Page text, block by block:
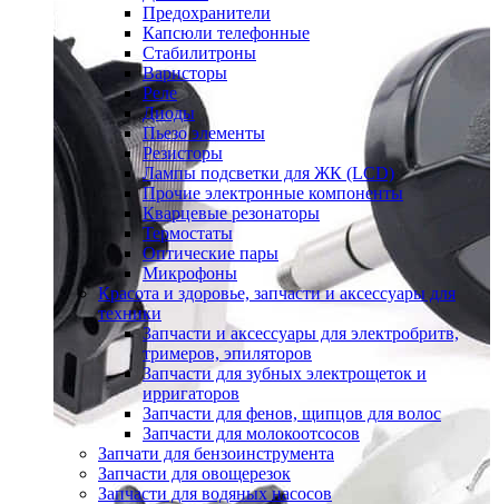
Предохранители
Капсюли телефонные
Стабилитроны
Варисторы
Реле
Диоды
Пьезо элементы
Резисторы
Лампы подсветки для ЖК (LCD)
Прочие электронные компоненты
Кварцевые резонаторы
Термостаты
Оптические пары
Микрофоны
Красота и здоровье, запчасти и аксессуары для
техники
Запчасти и аксессуары для электробритв,
тримеров, эпиляторов
Запчасти для зубных электрощеток и
ирригаторов
Запчасти для фенов, щипцов для волос
Запчасти для молокоотсосов
Запчати для бензоинструмента
Запчасти для овощерезок
Запчасти для водяных насосов